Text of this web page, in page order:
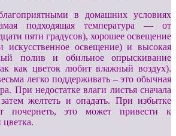
в домашних условиях
подходящая температура — от
пяти градусов), хорошее освещение
освещение) и высокая
полив и обильное опрыскивание
как цветок любит влажный воздух).
легко поддерживать – это обычная
При недостатке влаги листья сначала
желтеть и опадать. При избытке
почернеть, это может привести к